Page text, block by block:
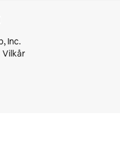
Inc.
Vilkår